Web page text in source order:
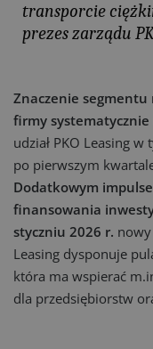
transporcie
prezes zarządu
Znaczenie segmentu
firmy systematycznie
udział PKO Leasing
po pierwszym
Dodatkowym
finansowania
styczniu 2026 r.
Leasing dysponuje
która ma wspierać
dla przedsiębiorstw